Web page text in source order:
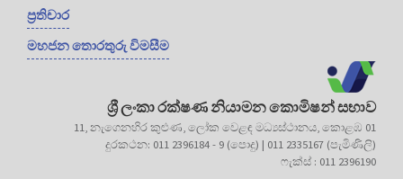
ප්‍රතිචාර
මහජන තොරතුරු විමසීම
ශ්‍රී ලංකා රක්ෂණ නියාමන කොමිෂන් සභාව
11, නැගෙනහිර කුළුණ, ලෝක වෙළඳ මධ්‍යස්ථානය, කොළඹ 01
දුරකථන: 011 2396184 - 9 (පොදු) | 011 2335167 (පැමිණිලි)
ෆැක්ස් : 011 2396190